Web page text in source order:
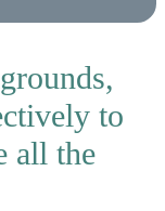
to
all the